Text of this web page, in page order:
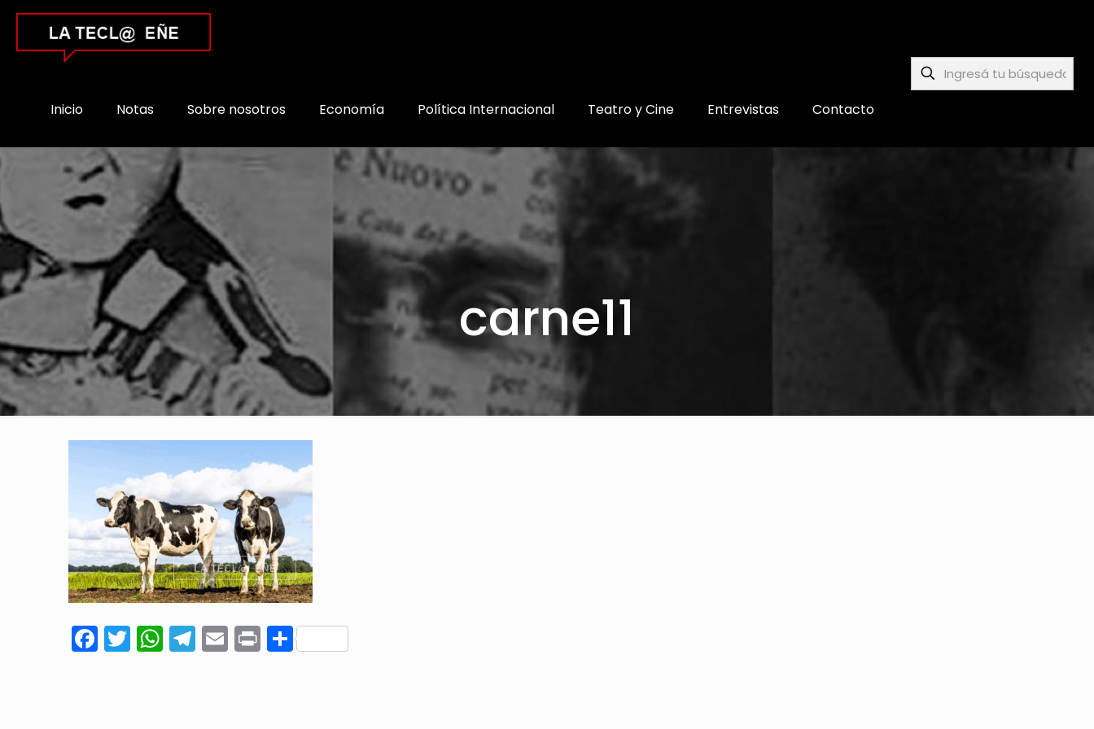
Inicio Notas Sobre nosotros Economía Política Internacional Teatro y Cine Entrevistas Contacto
carne11
Facebook
Twitter
WhatsApp
Telegram
Email
PrintCompartir